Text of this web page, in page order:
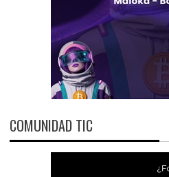
COMUNIDAD TIC